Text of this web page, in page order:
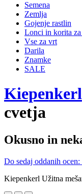
Semena
Zemlja
Gojenje rastlin
Lonci in korita za
Vse za vrt
Darila
Znamke
SALE
Kiepenkerl
cvetja
Okusno in
Do sedaj oddanih ocen:
Kiepenkerl Užitna